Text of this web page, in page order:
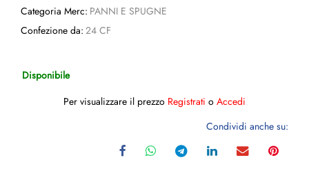
Categoria Merc: PANNI E SPUGNE
Confezione da: 24 CF
Disponibile
Per visualizzare il prezzo Registrati o Accedi
Condividi anche su: